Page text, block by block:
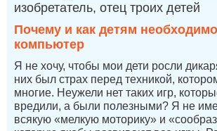
изобретатель, отец троих детей
Почему и как детям
компьютер
Я не хочу, чтобы мои дети росли
них был страх перед техникой,
многие. Неужели нет таких игр,
вредили, а были полезными? Я не
всякую «мелкую моторику» и